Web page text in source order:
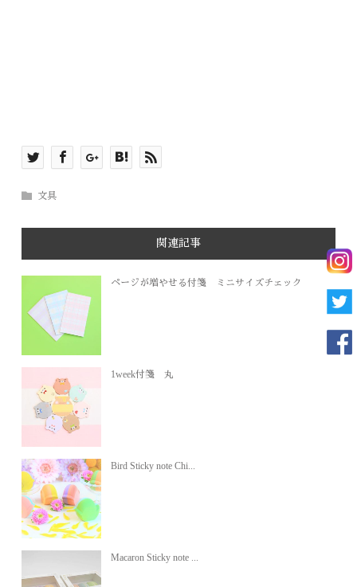
文具
関連記事
ページが増やせる付箋 ミニサイズチェック
1week付箋 丸
Bird Sticky note Chi...
Macaron Sticky note ...